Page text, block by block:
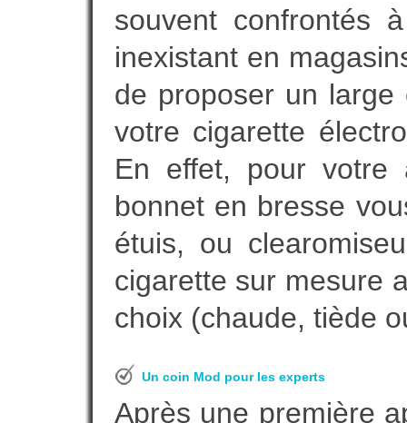
souvent confrontés
inexistant en
de proposer un large
votre cigarette
En effet, pour votre
bonnet en bresse
étuis, ou
cigarette sur mesure
choix (chaude, tiède
Un coin Mod pour les experts
Après une première